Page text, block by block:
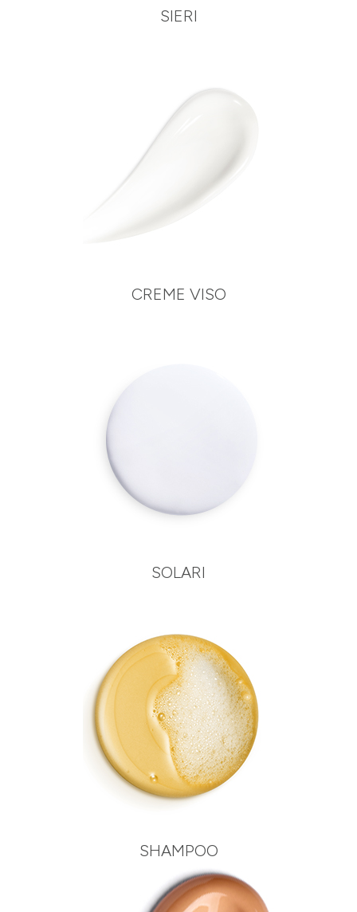
SIERI
CREME VISO
SOLARI
SHAMPOO